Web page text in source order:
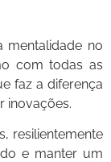
mentalidade no
com todas as
faz a diferença
inovações.
resilientemente
e manter um